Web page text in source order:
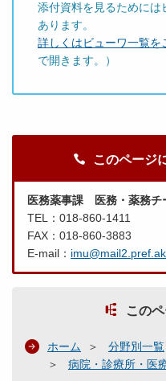
添付資料を見るために
あります。
詳しくはビューワ一覧を
で開きます。）
このページ
医務薬事課 医務・薬務チ
TEL：018-860-1411
FAX：018-860-3883
E-mail：
この
ホーム 分野別一覧
病院・診療所・医